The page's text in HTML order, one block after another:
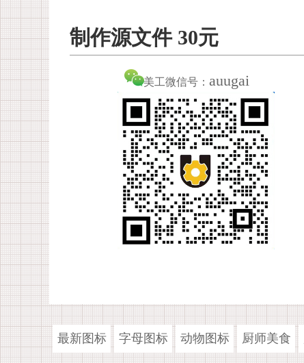
制作源文件 30元
美工微信号： auugai
最新图标 字母图标 动物图标 厨师美食